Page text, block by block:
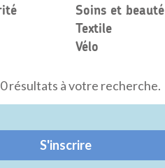
Soins et beauté
Textile
Vélo
0 résultats à votre recherche.
S'inscrire